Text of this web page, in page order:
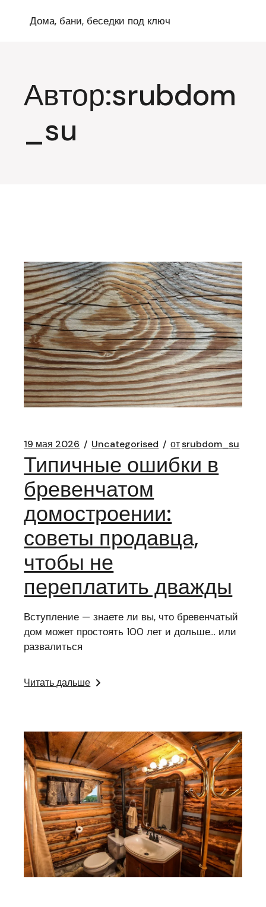
содержимому
Дома, бани, беседки под ключ
Автор:srubdom
_su
19 мая 2026 Uncategorised отsrubdom_su
Типичные ошибки в
бревенчатом
домостроении:
советы продавца,
чтобы не
переплатить дважды
Вступление — знаете ли вы, что бревенчатый
дом может простоять 100 лет и дольше… или
развалиться
Читать дальше